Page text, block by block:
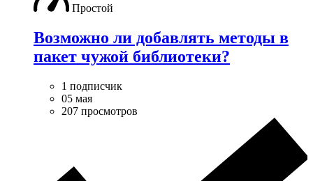
Простой
Возможно ли добавлять методы в
пакет чужой библиотеки?
1 подписчик
05 мая
207 просмотров